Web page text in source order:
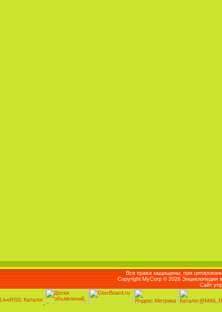
Все права защищены, при
Copyright MyCorp © 2026 Энциклопедия
Сайт